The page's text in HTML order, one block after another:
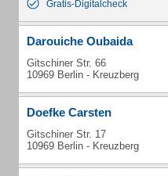
Gratis-Digitalcheck
Darouiche Oubaida
Gitschiner Str. 66
10969 Berlin - Kreuzberg
Doefke Carsten
Gitschiner Str. 17
10969 Berlin - Kreuzberg